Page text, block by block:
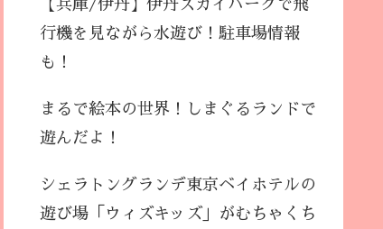
【兵庫/伊丹】伊丹スカイパークで飛
行機を見ながら水遊び！駐車場情報
も！
まるで絵本の世界！しまぐるランドで
遊んだよ！
シェラトングランデ東京ベイホテルの
遊び場「ウィズキッズ」がむちゃくち